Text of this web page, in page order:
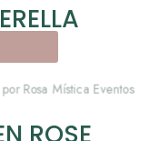
ROSE